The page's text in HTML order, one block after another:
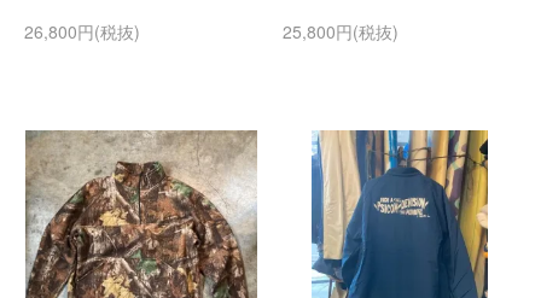
26,800円(税抜)
25,800円(税抜)